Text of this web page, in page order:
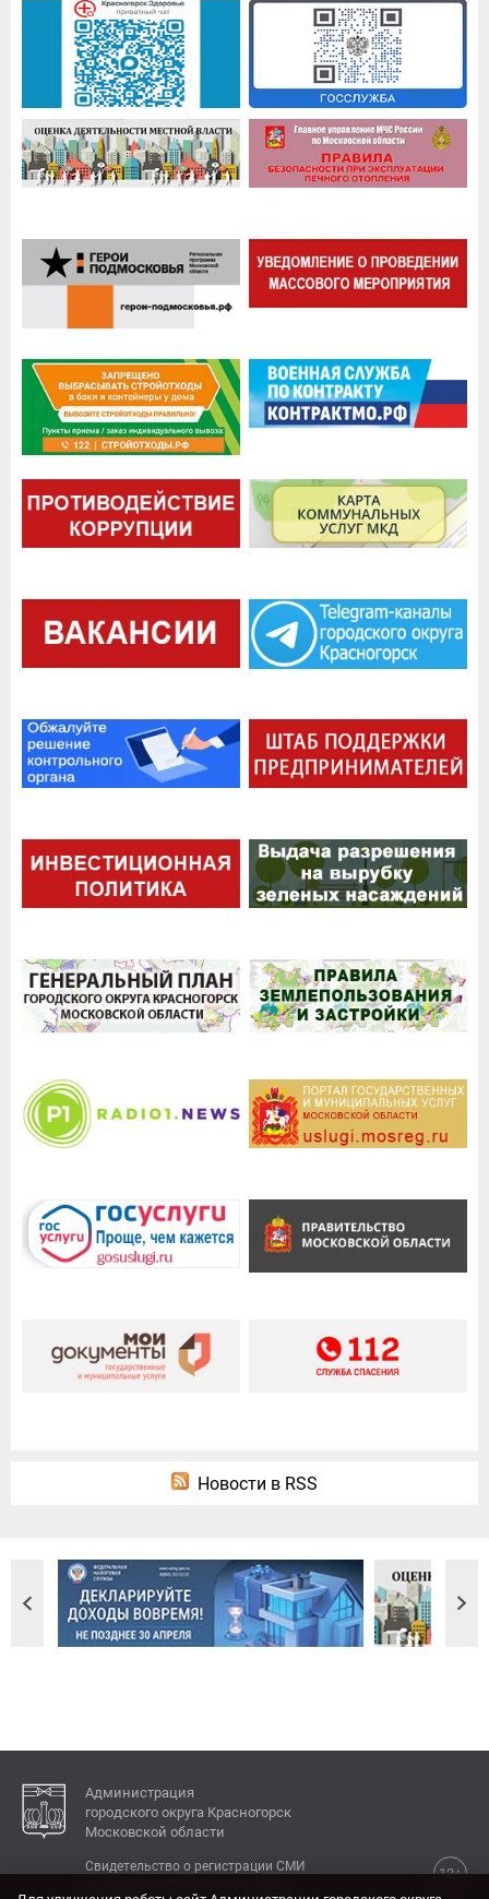
Новости в RSS
Администрация
городского округа Красногорск
Московской области
12+
Свидетельство о регистрации СМИ